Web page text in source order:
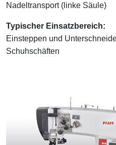
Nadeltransport (linke Säule)
Typischer Einsatzbereich:
Einsteppen und
Schuhschäften